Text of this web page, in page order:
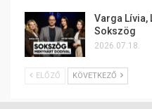
Varga Lívia,
Sokszög
2026.07.18.
ELŐZŐ KÖVETKEZŐ